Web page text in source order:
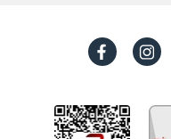
Sıkça sorulan sorular
Hesap oluştur
Koşullar ve şartlar